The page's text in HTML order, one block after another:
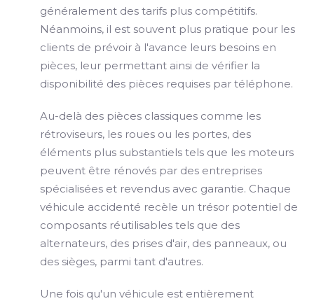
généralement des tarifs plus compétitifs.
Néanmoins, il est souvent plus pratique pour les
clients de prévoir à l'avance leurs besoins en
pièces, leur permettant ainsi de vérifier la
disponibilité des pièces requises par téléphone.
Au-delà des pièces classiques comme les
rétroviseurs, les roues ou les portes, des
éléments plus substantiels tels que les moteurs
peuvent être rénovés par des entreprises
spécialisées et revendus avec garantie. Chaque
véhicule accidenté recèle un trésor potentiel de
composants réutilisables tels que des
alternateurs, des prises d'air, des panneaux, ou
des sièges, parmi tant d'autres.
Une fois qu'un véhicule est entièrement